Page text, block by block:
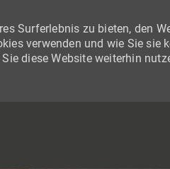
Surferlebnis zu bieten, den
verwenden und wie Sie sie
diese Website weiterhin